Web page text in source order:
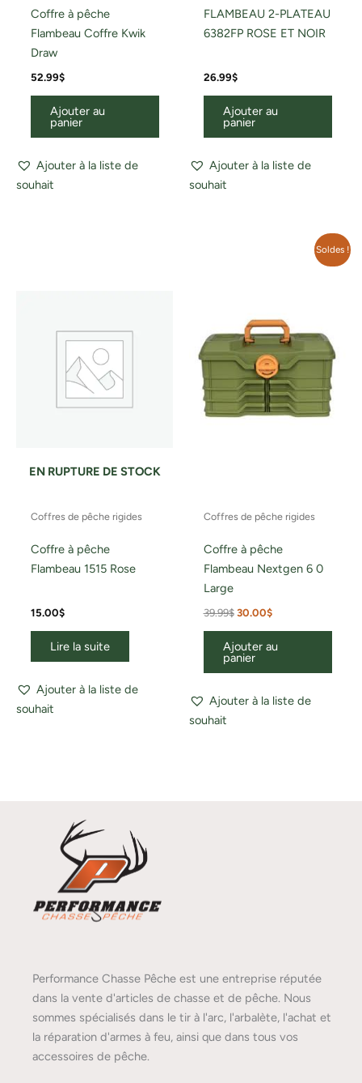
Coffre à pêche
Flambeau Coffre Kwik
Draw
52.99$
Ajouter au
panier
Ajouter à la liste de
souhait
FLAMBEAU 2-PLATEAU
6382FP ROSE ET NOIR
26.99$
Ajouter au
panier
Ajouter à la liste de
souhait
EN RUPTURE DE STOCK
Coffres de pêche rigides
Coffre à pêche
Flambeau 1515 Rose
15.00$
Lire la suite
Ajouter à la liste de
souhait
Soldes !
Coffres de pêche rigides
Coffre à pêche
Flambeau Nextgen 6 0
Large
39.99$ 30.00$
Ajouter au
panier
Ajouter à la liste de
souhait
Performance Chasse Pêche est une entreprise réputée
dans la vente d'articles de chasse et de pêche. Nous
sommes spécialisés dans le tir à l'arc, l'arbalète, l'achat et
la réparation d'armes à feu, ainsi que dans tous vos
accessoires de pêche.